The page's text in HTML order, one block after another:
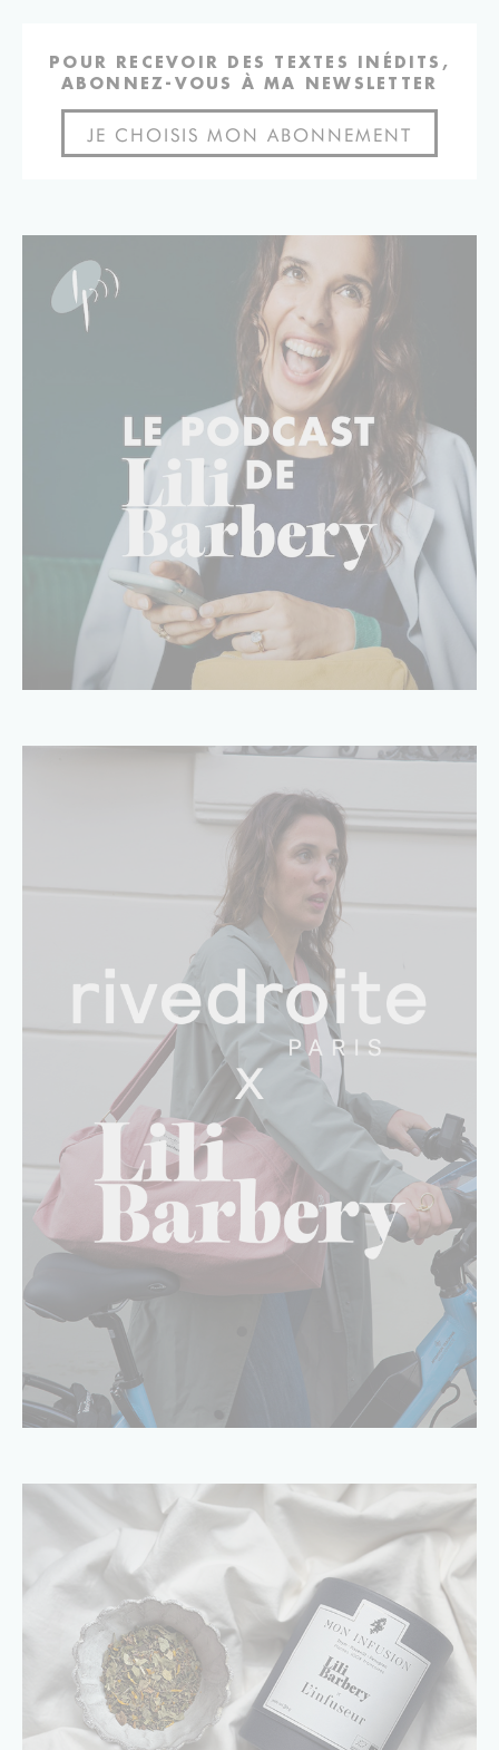
POUR RECEVOIR DES TEXTES INÉDITS,
ABONNEZ-VOUS À MA NEWSLETTER
JE CHOISIS MON ABONNEMENT